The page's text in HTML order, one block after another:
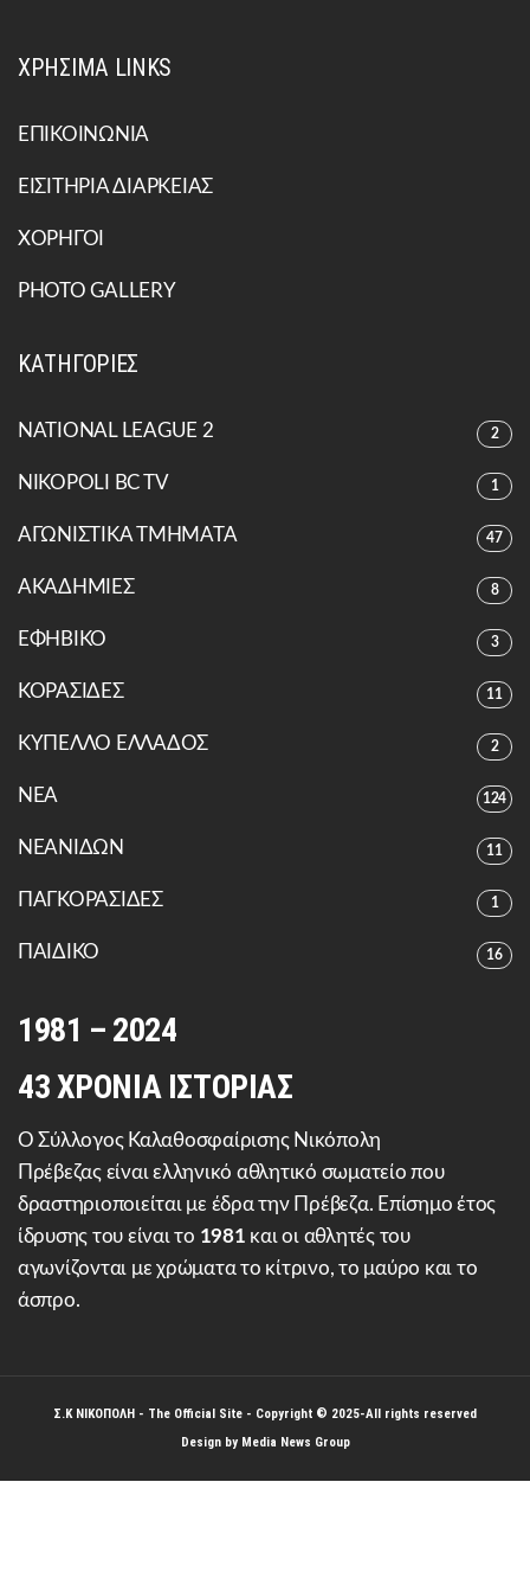
ΧΡΗΣΙΜΑ LINKS
ΕΠΙΚΟΙΝΩΝΙΑ
ΕΙΣΙΤΗΡΙΑ ΔΙΑΡΚΕΙΑΣ
ΧΟΡΗΓΟΙ
PHOTO GALLERY
ΚΑΤΗΓΟΡΙΕΣ
NATIONAL LEAGUE 2 2
NIKOPOLI BC TV 1
ΑΓΩΝΙΣΤΙΚΑ ΤΜΗΜΑΤΑ 47
ΑΚΑΔΗΜΙΕΣ 8
ΕΦΗΒΙΚΟ 3
ΚΟΡΑΣΙΔΕΣ 11
ΚΥΠΕΛΛΟ ΕΛΛΑΔΟΣ 2
ΝΕΑ 124
ΝΕΑΝΙΔΩΝ 11
ΠΑΓΚΟΡΑΣΙΔΕΣ 1
ΠΑΙΔΙΚΟ 16
1981 – 2024
43 ΧΡΟΝΙΑ ΙΣΤΟΡΙΑΣ
Ο Σύλλογος Καλαθοσφαίρισης Νικόπολη
Πρέβεζας είναι ελληνικό αθλητικό σωματείο που
δραστηριοποιείται με έδρα την Πρέβεζα. Επίσημο έτος
ίδρυσης του είναι το 1981 και οι αθλητές του
αγωνίζονται με χρώματα το κίτρινο, το μαύρο και το
άσπρο.
Σ.Κ ΝΙΚΟΠΟΛΗ - The Official Site - Copyright © 2025-All rights reserved
Design by Media News Group